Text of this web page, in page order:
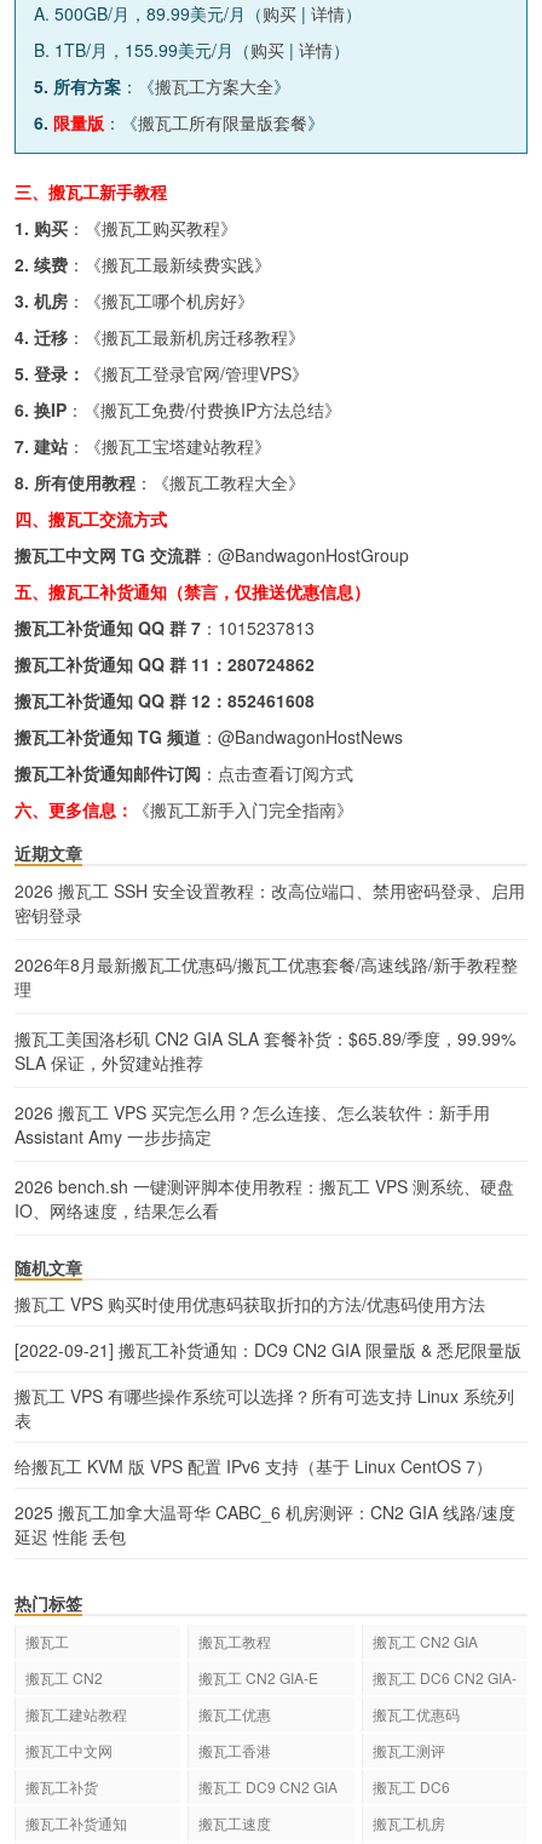
A. 500GB/月，89.99美元/月（购买 | 详情）
B. 1TB/月，155.99美元/月（购买 | 详情）
5. 所有方案 ：《搬瓦工方案大全》
6. 限量版 ：《搬瓦工所有限量版套餐》
三、搬瓦工新手教程
1. 购买 ：《搬瓦工购买教程》
2. 续费 ：《搬瓦工最新续费实践》
3. 机房 ：《搬瓦工哪个机房好》
4. 迁移 ：《搬瓦工最新机房迁移教程》
5. 登录：
《搬瓦工登录官网/管理VPS》
6. 换IP ：《搬瓦工免费/付费换IP方法总结》
7. 建站 ：《搬瓦工宝塔建站教程》
8. 所有使用教程 ：《搬瓦工教程大全》
四、搬瓦工交流方式
搬瓦工中文网 TG 交流群 ： @BandwagonHostGroup
五、搬瓦工补货通知（禁言，仅推送优惠信息）
搬瓦工补货通知 QQ 群 7 ： 1015237813
搬瓦工补货通知 QQ 群 11： 280724862
搬瓦工补货通知 QQ 群 12： 852461608
搬瓦工补货通知 TG 频道 ： @BandwagonHostNews
搬瓦工补货通知邮件订阅 ： 点击查看订阅方式
六、更多信息：
《搬瓦工新手入门完全指南》
近期文章
2026 搬瓦工 SSH 安全设置教程：改高位端口、禁用密码登录、启用
密钥登录
2026年8月最新搬瓦工优惠码/搬瓦工优惠套餐/高速线路/新手教程整
理
搬瓦工美国洛杉矶 CN2 GIA SLA 套餐补货：$65.89/季度，99.99%
SLA 保证，外贸建站推荐
2026 搬瓦工 VPS 买完怎么用？怎么连接、怎么装软件：新手用
Assistant Amy 一步步搞定
2026 bench.sh 一键测评脚本使用教程：搬瓦工 VPS 测系统、硬盘
IO、网络速度，结果怎么看
随机文章
搬瓦工 VPS 购买时使用优惠码获取折扣的方法/优惠码使用方法
[2022-09-21] 搬瓦工补货通知：DC9 CN2 GIA 限量版 & 悉尼限量版
搬瓦工 VPS 有哪些操作系统可以选择？所有可选支持 Linux 系统列
表
给搬瓦工 KVM 版 VPS 配置 IPv6 支持（基于 Linux CentOS 7）
2025 搬瓦工加拿大温哥华 CABC_6 机房测评：CN2 GIA 线路/速度
延迟 性能 丢包
热门标签
搬瓦工 搬瓦工教程
搬瓦工 CN2 GIA
搬瓦工 CN2
搬瓦工 CN2 GIA-E
搬瓦工 DC6 CN2 GIA-
搬瓦工建站教程 搬瓦工优惠
搬瓦工优惠码
搬瓦工中文网
搬瓦工香港
搬瓦工测评
搬瓦工补货
搬瓦工 DC9 CN2 GIA
搬瓦工 DC6
搬瓦工补货通知
搬瓦工速度 搬瓦工机房